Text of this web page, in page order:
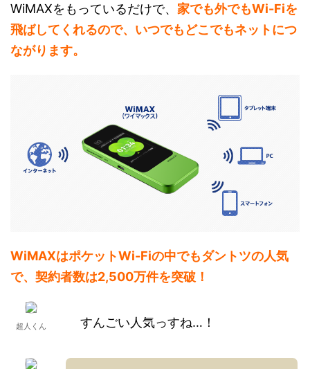
WiMAXをもっているだけで、 家でも外でもWi-Fiを
飛ばしてくれるので、いつでもどこでもネットにつ
ながります。
WiMAXはポケットWi-Fiの中でもダントツの人気
で、契約者数は2,500万件を突破！
超人くん すんごい人気っすね…！